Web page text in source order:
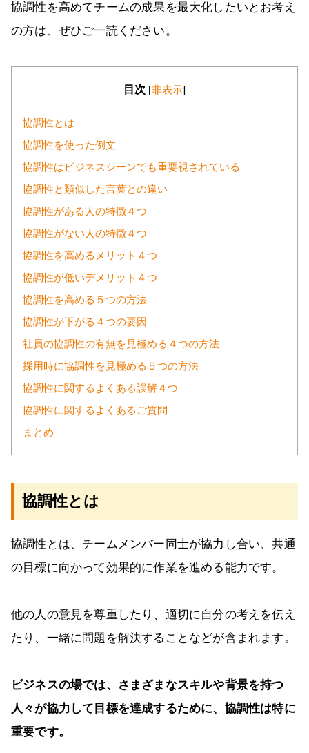
協調性を高めてチームの成果を最大化したいとお考え
の方は、ぜひご一読ください。
目次 [非表示]
協調性とは
協調性を使った例文
協調性はビジネスシーンでも重要視されている
協調性と類似した言葉との違い
協調性がある人の特徴４つ
協調性がない人の特徴４つ
協調性を高めるメリット４つ
協調性が低いデメリット４つ
協調性を高める５つの方法
協調性が下がる４つの要因
社員の協調性の有無を見極める４つの方法
採用時に協調性を見極める５つの方法
協調性に関するよくある誤解４つ
協調性に関するよくあるご質問
まとめ
協調性とは
協調性とは、チームメンバー同士が協力し合い、共通
の目標に向かって効果的に作業を進める能力です。
他の人の意見を尊重したり、適切に自分の考えを伝え
たり、一緒に問題を解決することなどが含まれます。
ビジネスの場では、さまざまなスキルや背景を持つ
人々が協力して目標を達成するために、協調性は特に
重要です。